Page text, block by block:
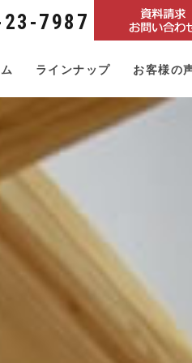
7987
ラインナップ お客様の